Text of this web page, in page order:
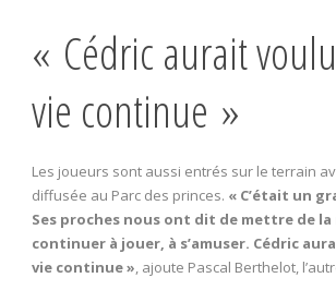
« Cédric aurait
vie continue »
Les joueurs sont aussi entrés sur le terrain
diffusée au Parc des princes. « C’était un
Ses proches nous ont dit de mettre de la
continuer à jouer, à s’amuser. Cédric
vie continue », ajoute Pascal Berthelot,